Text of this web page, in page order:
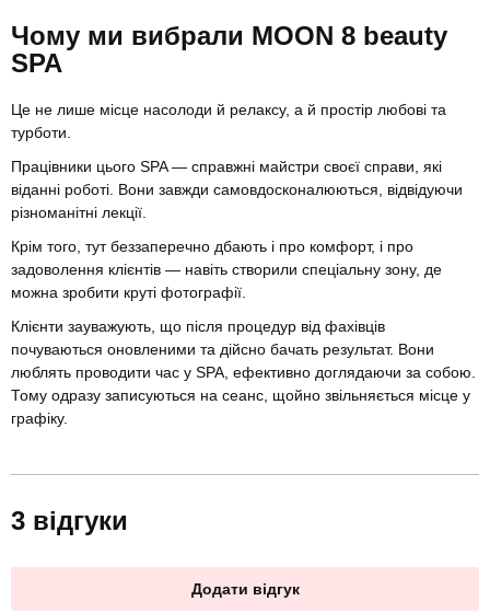
Чому ми вибрали MOON 8 beauty
SPA
Це не лише місце насолоди й релаксу, а й простір любові та
турботи.
Працівники цього SPA — справжні майстри своєї справи, які
віданні роботі. Вони завжди самовдосконалюються, відвідуючи
різноманітні лекції.
Крім того, тут беззаперечно дбають і про комфорт, і про
задоволення клієнтів — навіть створили спеціальну зону, де
можна зробити круті фотографії.
Клієнти зауважують, що після процедур від фахівців
почуваються оновленими та дійсно бачать результат. Вони
люблять проводити час у SPA, ефективно доглядаючи за собою.
Тому одразу записуються на сеанс, щойно звільняється місце у
графіку.
3 відгуки
Додати відгук